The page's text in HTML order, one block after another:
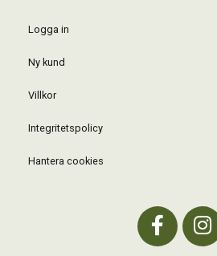
Logga in
Ny kund
Villkor
Integritetspolicy
Hantera cookies